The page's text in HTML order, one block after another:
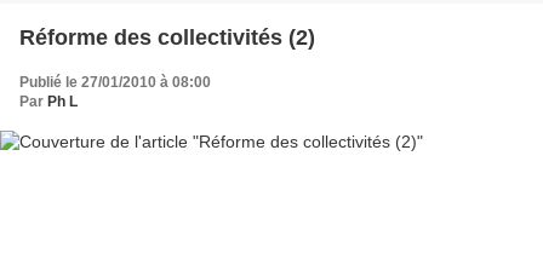
Réforme des collectivités (2)
Publié le 27/01/2010 à 08:00
Par Ph L